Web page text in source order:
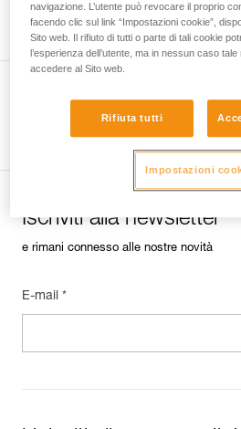
lumen
Guarda tutti i
Iscriviti alla newsletter
e rimani connesso alle nostre novità
E-mail *
navigazione. L’utente può revocare il proprio
facendo clic sul link “Impostazioni cookie”,
Sito web. Il rifiuto di tutti o parte di tali cookie
l’esperienza dell’utente, ma in nessun caso tale
accedere al Sito web.
Rifiuta tutti
Impostazioni